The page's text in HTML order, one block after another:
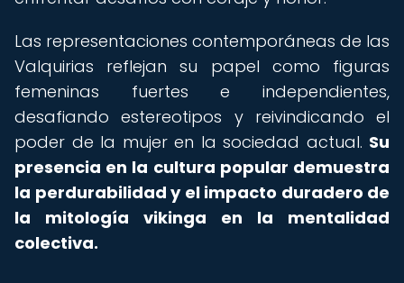
Las representaciones contemporáneas de las
Valquirias reflejan su papel como figuras
femeninas fuertes e independientes,
desafiando estereotipos y reivindicando el
poder de la mujer en la sociedad actual. Su
presencia en la cultura popular demuestra
la perdurabilidad y el impacto duradero de
la mitología vikinga en la mentalidad
colectiva.